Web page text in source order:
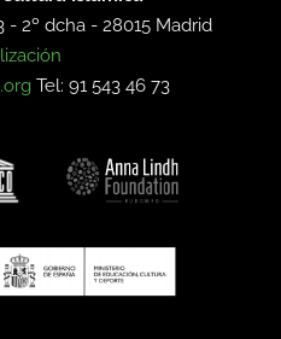
- 2º dcha -28015 Madrid
Tel: 91 543 46 73